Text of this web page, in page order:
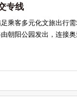
专线
乘客多元化文旅出行
朝阳公园发出，连接